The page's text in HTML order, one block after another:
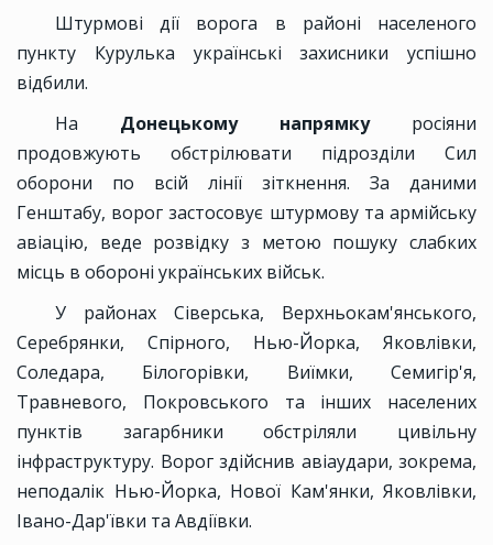
Штурмові дії ворога в районі населеного
пункту Курулька українські захисники успішно
відбили.
На Донецькому напрямкуросіяни
продовжують обстрілювати підрозділи Сил
оборони по всій лінії зіткнення. За даними
Генштабу, ворог застосовує штурмову та армійську
авіацію, веде розвідку з метою пошуку слабких
місць в обороні українських військ.
У районах Сіверська, Верхньокам'янського,
Серебрянки, Спірного, Нью-Йорка, Яковлівки,
Соледара, Білогорівки, Виїмки, Семигір'я,
Травневого, Покровського та інших населених
пунктів загарбники обстріляли цивільну
інфраструктуру. Ворог здійснив авіаудари, зокрема,
неподалік Нью-Йорка, Нової Кам'янки, Яковлівки,
Івано-Дар'ївки та Авдіївки.